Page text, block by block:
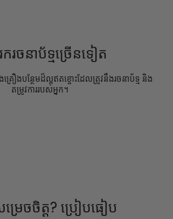
ករចនាប័ទ្មច្រើនទៀត
គ្រឿងបន្ថែមដ៏ល្អឥតខ្ចោះដែលត្រូវនឹងរចនាប័ទ្ម និង
តម្រូវការរបស់អ្នក។
រេចចិត្ត? ប្រៀបធៀប